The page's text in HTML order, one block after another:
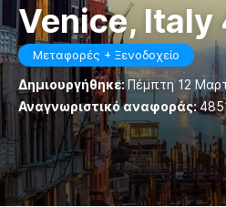
Venice,
Μεταφορές + Ξενοδοχείο
Δημιουργήθηκε:Πέμπτη 12
Αναγνωριστικό αναφοράς: